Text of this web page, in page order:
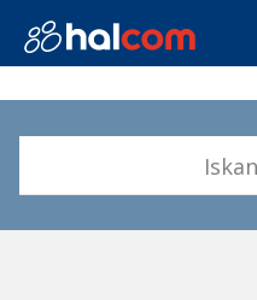
POGOSTA VPRAŠANJA
Hal E-Bank Corporate
Obnova
Prevzem Nexus Personal
O NAS